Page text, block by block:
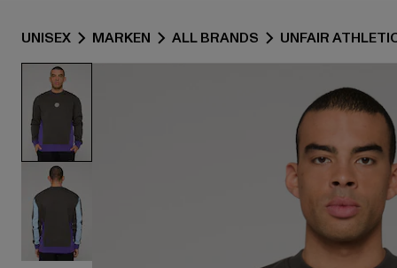
UNISEX MARKEN ALL BRANDS UNFAIR